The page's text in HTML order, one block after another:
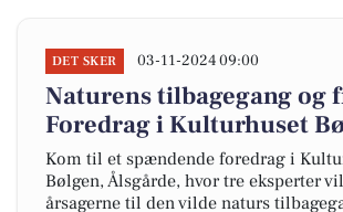
DET SKER 03-11-2024 09:00
Naturens tilbagegang og
Foredrag i Kulturhuset
Kom til et spændende foredrag i
Bølgen, Ålsgårde, hvor tre eksperter
årsagerne til den vilde naturs